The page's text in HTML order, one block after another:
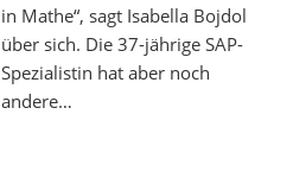
in Mathe“, sagt Isabella Bojdol
über sich. Die 37-jährige SAP-
Spezialistin hat aber noch
andere…